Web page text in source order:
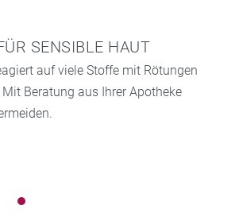
SENSIBLE HAUT
auf viele Stoffe mit Rötungen
Beratung aus Ihrer Apotheke